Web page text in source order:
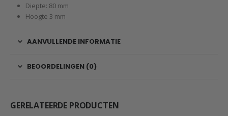
Diepte: 80 mm
Hoogte 3 mm
AANVULLENDE INFORMATIE
BEOORDELINGEN (0)
GERELATEERDE PRODUCTEN